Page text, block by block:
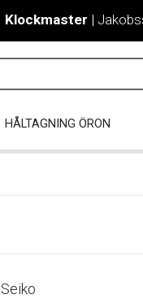
Klockmaster |
HÅLTAGNING ÖRON
Seiko